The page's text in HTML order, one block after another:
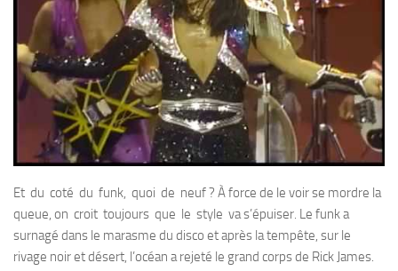
Et du coté du funk, quoi de neuf ? À force de le voir se mordre la
queue, on croit toujours que le style va s’épuiser. Le funk a
surnagé dans le marasme du disco et après la tempête, sur le
rivage noir et désert, l’océan a rejeté le grand corps de Rick James.